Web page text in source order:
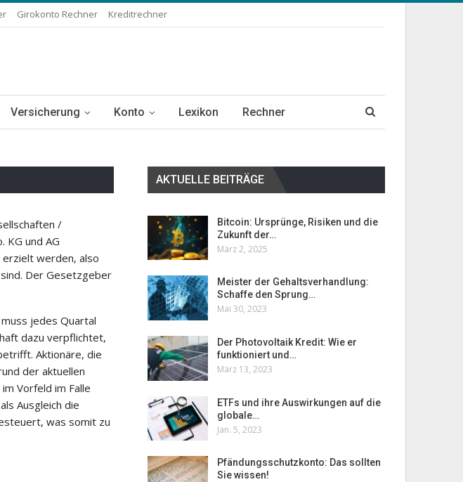
Girokonto Rechner Kreditrechner
Versicherung Konto Lexikon Rechner
/
KG und AG
werden, also
Der Gesetzgeber
jedes Quartal
dazu verpflichtet,
Aktionäre, die
der aktuellen
Vorfeld im Falle
Ausgleich die
was somit zu
AKTUELLE BEITRÄGE
Bitcoin: Ursprünge, Risiken und die
Zukunft der…
März 2, 2025
Meister der Gehaltsverhandlung:
Schaffe den Sprung…
Mai 30, 2023
Der Photovoltaik Kredit: Wie er
funktioniert und…
März 13, 2023
ETFs und ihre Auswirkungen auf die
globale…
Jan. 5, 2023
Pfändungsschutzkonto: Das sollten
Sie wissen!